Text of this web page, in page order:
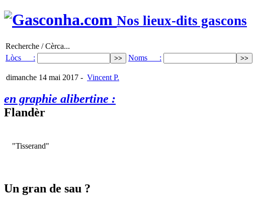
Nos lieux-dits gascons
Recherche / Cèrca...
Lòcs :
Noms :
dimanche 14 mai 2017 - Vincent P.
en graphie alibertine :
Flandèr
"Tisserand"
Un gran de sau ?